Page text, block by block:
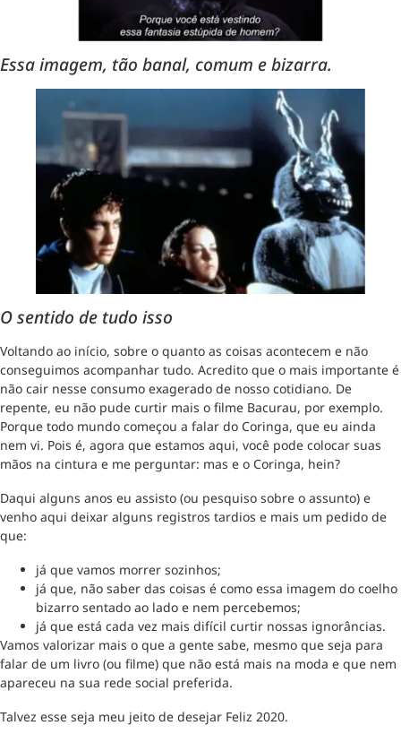
Essa imagem, tão banal, comum e bizarra.
O sentido de tudo isso
Voltando ao início, sobre o quanto as coisas acontecem e não
conseguimos acompanhar tudo. Acredito que o mais importante é
não cair nesse consumo exagerado de nosso cotidiano. De
repente, eu não pude curtir mais o filme Bacurau, por exemplo.
Porque todo mundo começou a falar do Coringa, que eu ainda
nem vi. Pois é, agora que estamos aqui, você pode colocar suas
mãos na cintura e me perguntar: mas e o Coringa, hein?
Daqui alguns anos eu assisto (ou pesquiso sobre o assunto) e
venho aqui deixar alguns registros tardios e mais um pedido de
que:
já que vamos morrer sozinhos;
já que, não saber das coisas é como essa imagem do coelho
bizarro sentado ao lado e nem percebemos;
já que está cada vez mais difícil curtir nossas ignorâncias.
Vamos valorizar mais o que a gente sabe, mesmo que seja para
falar de um livro (ou filme) que não está mais na moda e que nem
apareceu na sua rede social preferida.
Talvez esse seja meu jeito de desejar Feliz 2020.